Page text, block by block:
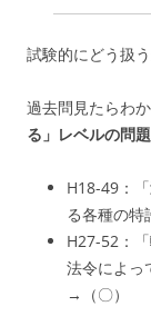
試験的にどう扱
過去問見たらわか
る」レベルの問
H18-49：「
る各種の特
H27-52：「
法令によっ
→（〇）